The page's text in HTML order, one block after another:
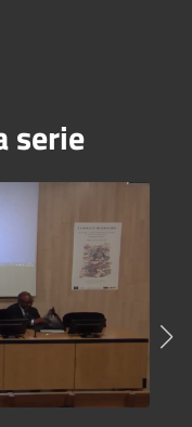
serie